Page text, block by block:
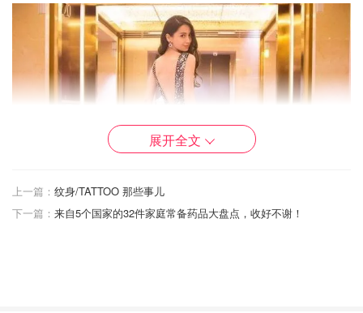
展开全文
上一篇： 纹身/TATTOO 那些事儿
下一篇： 来自5个国家的32件家庭常备药品大盘点，收好不谢！